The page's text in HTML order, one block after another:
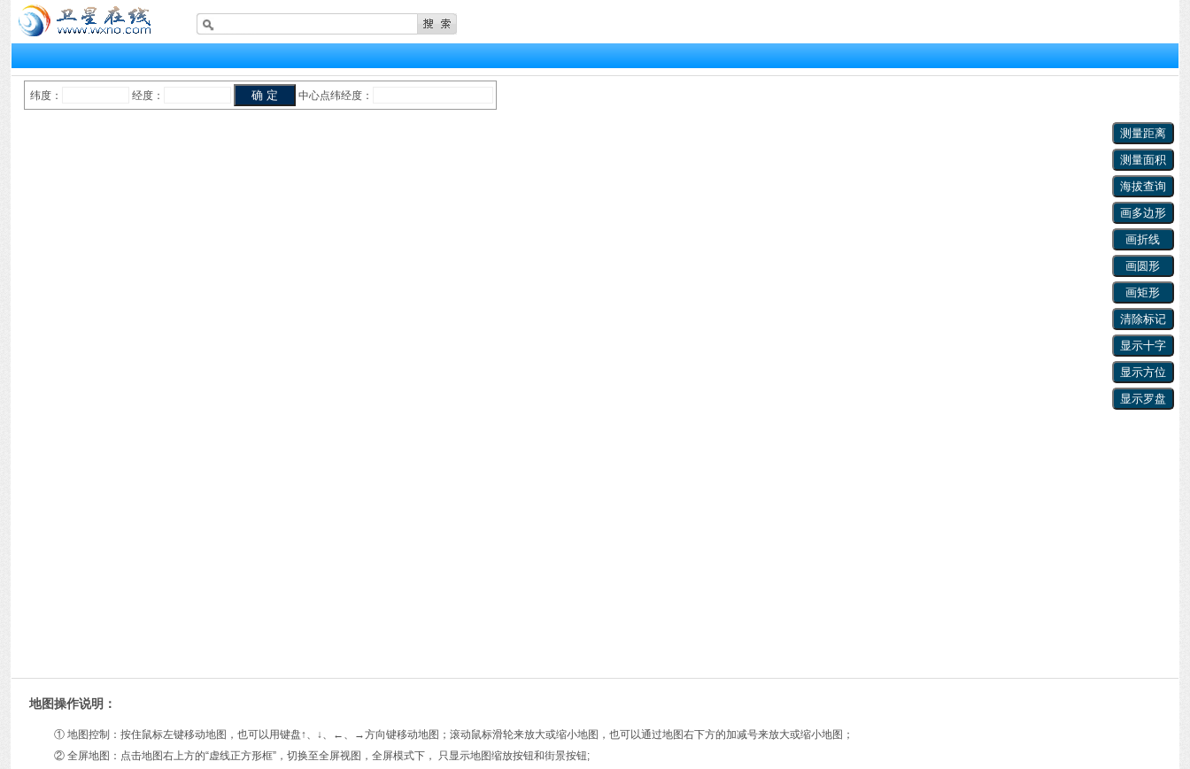
纬度： 经度： 中心点纬经度：
地图操作说明：
① 地图控制：按住鼠标左键移动地图，也可以用键盘↑、↓、←、→方向键移动地图；滚动鼠标滑轮来放大或缩小地图，也可以通过地图右下方的加减号来放大或缩小地图；
② 全屏地图：点击地图右上方的“虚线正方形框”，切换至全屏视图，全屏模式下， 只显示地图缩放按钮和街景按钮;